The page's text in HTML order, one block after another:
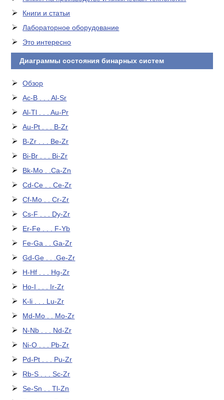
Книги и статьи
Лабораторное оборудование
Это интересно
Диаграммы состояния бинарных систем
Обзор
Ac-B . . . Al-Sr
Al-Tl . . . Au-Pr
Au-Pt . . . B-Zr
B-Zr . . . Be-Zr
Bi-Br . . . Bi-Zr
Bk-Mo . .Ca-Zn
Cd-Ce . . Ce-Zr
Cf-Mo . . Cr-Zr
Cs-F . . . Dy-Zr
Er-Fe . . . F-Yb
Fe-Ga . . Ga-Zr
Gd-Ge . . .Ge-Zr
H-Hf . . . Hg-Zr
Ho-I . . . Ir-Zr
K-li . . . Lu-Zr
Md-Mo . . Mo-Zr
N-Nb . . . Nd-Zr
Ni-O . . . Pb-Zr
Pd-Pt . . . Pu-Zr
Rb-S . . . Sc-Zr
Se-Sn . . Tl-Zn